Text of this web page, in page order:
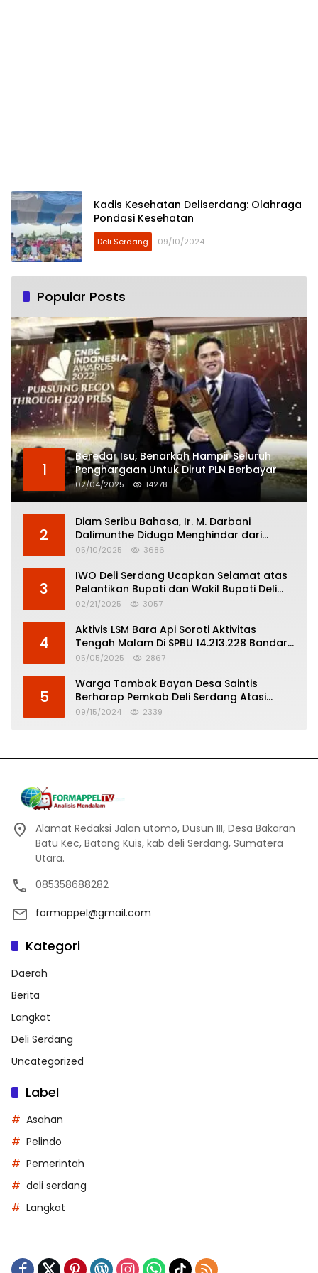
Kadis Kesehatan Deliserdang: Olahraga
Pondasi Kesehatan
Deli Serdang 09/10/2024
Popular Posts
1
Beredar Isu, Benarkah Hampir Seluruh
Penghargaan Untuk Dirut PLN Berbayar
02/04/2025 14278
2
Diam Seribu Bahasa, Ir. M. Darbani
Dalimunthe Diduga Menghindar dari
Pertanggungjawaban Politik
05/10/2025 3686
3
IWO Deli Serdang Ucapkan Selamat atas
Pelantikan Bupati dan Wakil Bupati Deli
Serdang
02/21/2025 3057
4
Aktivis LSM Bara Api Soroti Aktivitas
Tengah Malam Di SPBU 14.213.228 Bandar
Tinggi
05/05/2025 2867
5
Warga Tambak Bayan Desa Saintis
Berharap Pemkab Deli Serdang Atasi
Banjir
09/15/2024 2339
Alamat Redaksi Jalan utomo, Dusun III, Desa Bakaran
Batu Kec, Batang Kuis, kab deli Serdang, Sumatera
Utara.
085358688282
formappel@gmail.com
Kategori
Daerah
Berita
Langkat
Deli Serdang
Uncategorized
Label
Asahan
Pelindo
Pemerintah
deli serdang
Langkat